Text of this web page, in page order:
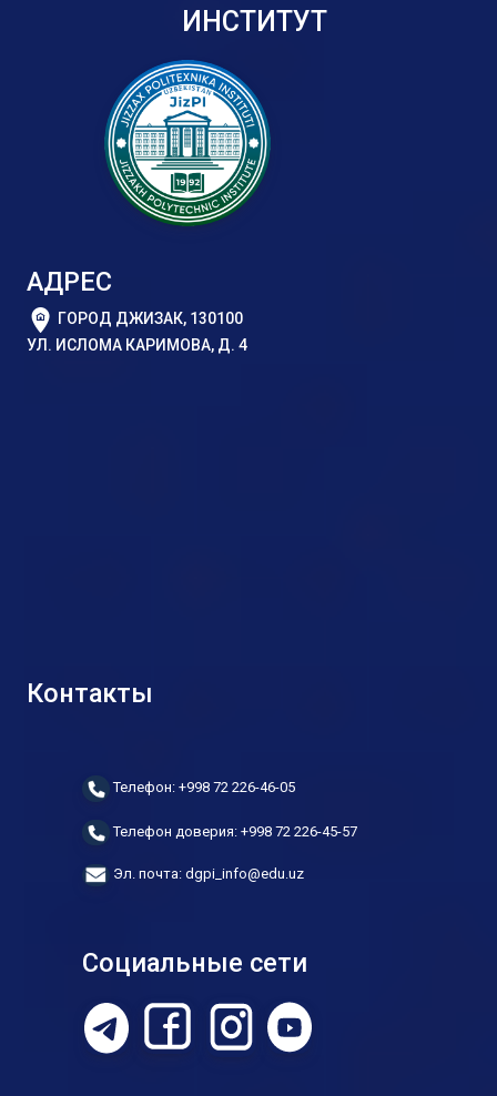
ИНСТИТУТ
АДРЕС
ГОРОД ДЖИЗАК, 130100
УЛ. ИСЛОМА КАРИМОВА, Д. 4
Контакты
Телефон: +998 72 226-46-05
Телефон доверия: +998 72 226-45-57
Эл. почта: dgpi_info@edu.uz
Социальные сети